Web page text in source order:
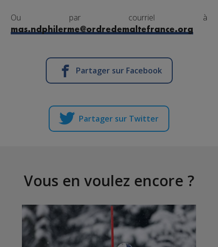
Ou par courriel à
mas.ndphilerme@ordredemaltefrance.org
Partager sur Facebook
Partager sur Twitter
Vous en voulez encore ?